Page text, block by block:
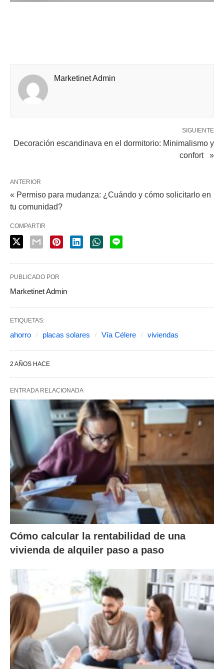
Marketinet Admin
SIGUIENTE
Decoración escandinava en el dormitorio: Minimalismo y
confort »
ANTERIOR
« Permiso para mudanza: ¿Cuándo y cómo solicitarlo en
tu comunidad?
COMPARTIR
PUBLICADO POR
Marketinet Admin
ETIQUETAS:
ahorro placas solares Vía Célere viviendas
2 AÑOS HACE
ENTRADA RELACIONADA
Cómo calcular la rentabilidad de una
vivienda de alquiler paso a paso